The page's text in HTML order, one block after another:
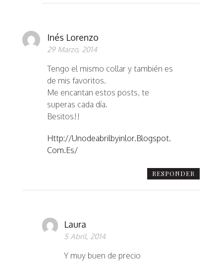
Inés Lorenzo
29 Marzo, 2014
Tengo el mismo collar y también es
de mis favoritos.
Me encantan estos posts, te
superas cada día.
Besitos!!
Http://unodeabrilbyinlor.blogspot.
Com.es/
RESPONDER
Laura
5 Abril, 2014
Y muy buen de precio